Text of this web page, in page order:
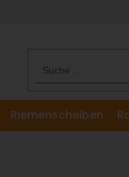
Riemenscheiben